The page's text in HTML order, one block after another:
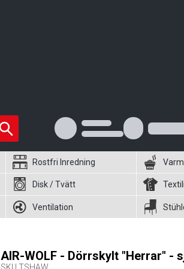
Rostfri Inredning
Disk / Tvätt
Ventilation
AIR-WOLF - Dörrskylt "Herrar" -